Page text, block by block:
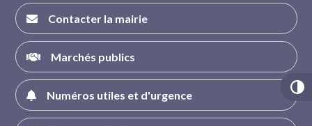
Contacter la mairie
Marchés publics
Numéros utiles et d'urgence